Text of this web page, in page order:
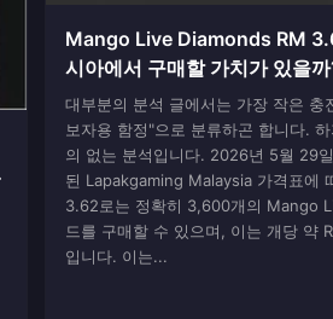
Mango Live Diamonds RM
시아에서 구매할 가치가 있을
5월 가치 분석
대부분의 분석 글에서는 가장 작은 충
보자용 함정"으로 분류하곤 합니다.
의 없는 분석입니다. 2026년 5월 29
된 Lapakgaming Malaysia 가격표에
3.62로는 정확히 3,600개의 Mango
드를 구매할 수 있으며, 이는 개당 약
입니다. 이는...